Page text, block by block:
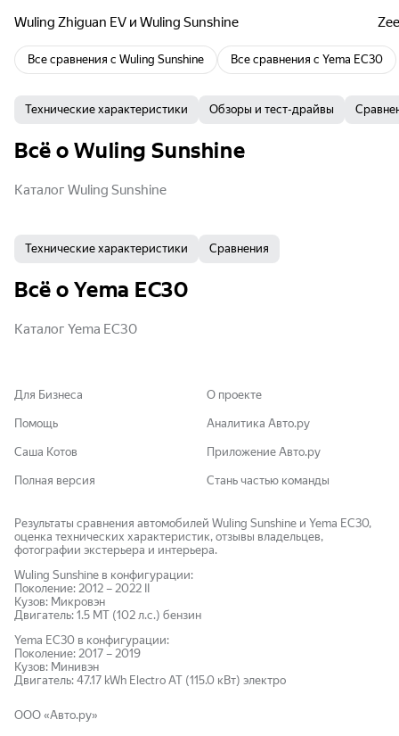
Wuling Zhiguan EV и Wuling Sunshine
Все сравнения с Wuling Sunshine Все сравнения с Yema EC30
Технические характеристики Обзоры и тест-драйвы
Всё о Wuling Sunshine
Каталог Wuling Sunshine
Технические характеристики Сравнения
Всё о Yema EC30
Каталог Yema EC30
Для Бизнеса О проекте
Помощь Аналитика Авто.ру
Саша Котов Приложение Авто.ру
Полная версия Стань частью команды
Результаты сравнения автомобилей Wuling Sunshine и Yema EC30,
оценка технических характеристик, отзывы владельцев,
фотографии экстерьера и интерьера.
Wuling Sunshine в конфигурации:
Поколение: 2012 – 2022 II
Кузов: Микровэн
Двигатель: 1.5 MT (102 л.с.) бензин
Yema EC30 в конфигурации:
Поколение: 2017 – 2019
Кузов: Минивэн
Двигатель: 47.17 kWh Electro AT (115.0 кВт) электро
ООО «Авто.ру»